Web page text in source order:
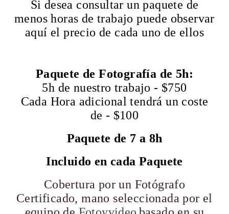
Si desea consultar un paquete de
menos horas de trabajo puede observar
aquí el precio de cada uno de ellos
Paquete de Fotografía de 5h:
5h de nuestro trabajo - $750
Cada Hora adicional tendrá un coste
de - $100
Paquete de 7 a 8h
Incluido en cada Paquete
Cobertura por un Fotógrafo
Certificado, mano seleccionada por el